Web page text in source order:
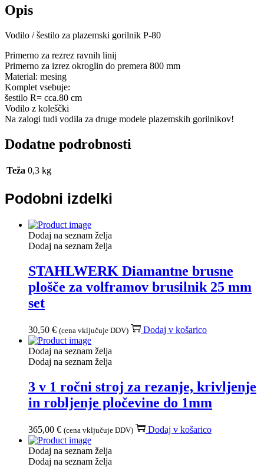
Opis
Vodilo / šestilo za plazemski gorilnik P-80
Primerno za rezrez ravnih linij
Primerno za izrez okroglin do premera 800 mm
Material: mesing
Komplet vsebuje:
šestilo R= cca.80 cm
Vodilo z koleščki
Na zalogi tudi vodila za druge modele plazemskih gorilnikov!
Dodatne podrobnosti
Teža 0,3 kg
Podobni izdelki
Dodaj na seznam želja
Dodaj na seznam želja
STAHLWERK Diamantne brusne
plošče za volframov brusilnik 25 mm
set
30,50 € (cena vključuje DDV) Dodaj v košarico
Dodaj na seznam želja
Dodaj na seznam želja
3 v 1 ročni stroj za rezanje, krivljenje
in robljenje pločevine do 1mm
365,00 € (cena vključuje DDV) Dodaj v košarico
Dodaj na seznam želja
Dodaj na seznam želja